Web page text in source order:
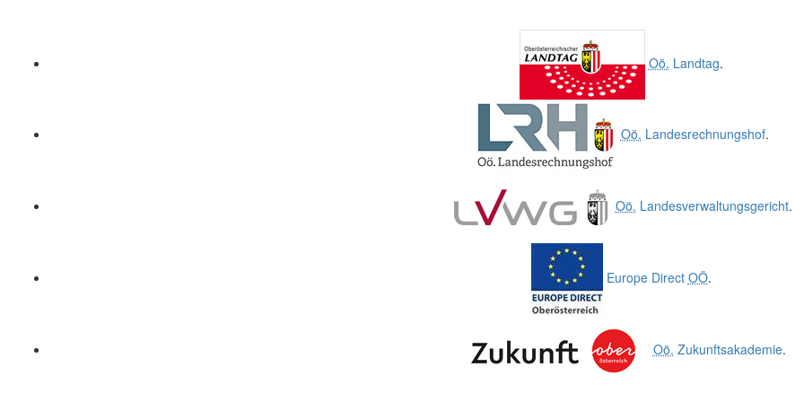
Oö. Landtag.
Oö. Landesrechnungshof.
Oö. Landesverwaltungsgericht.
Europe Direct OÖ.
Oö. Zukunftsakademie.